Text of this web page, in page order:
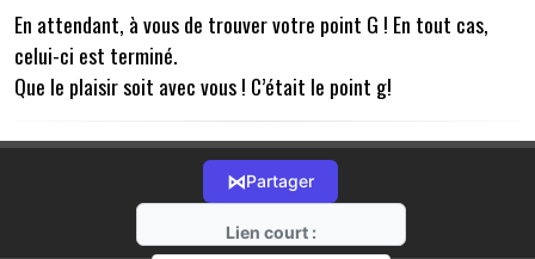
En attendant, à vous de trouver votre point G ! En tout cas,
celui-ci est terminé.
Que le plaisir soit avec vous ! C’était le point g!
⋈Partager
Lien court :